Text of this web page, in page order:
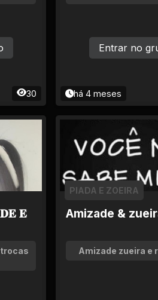
30 há 4 meses
Entrar no
𝐄
Amizade &
PIADA E ZOEIRA
Amizade zueira e